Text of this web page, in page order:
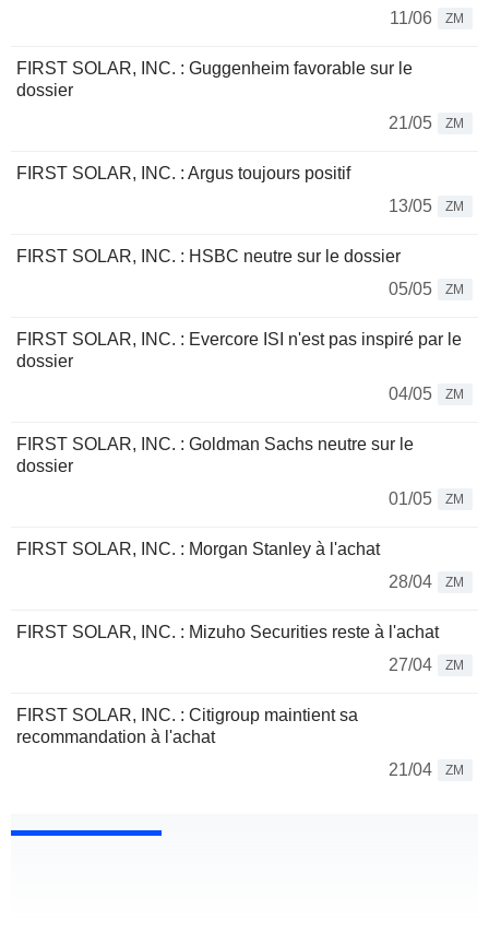
11/06
ZM
FIRST SOLAR, INC. : Guggenheim favorable sur le
dossier
21/05
ZM
FIRST SOLAR, INC. : Argus toujours positif
13/05
ZM
FIRST SOLAR, INC. : HSBC neutre sur le dossier
05/05
ZM
FIRST SOLAR, INC. : Evercore ISI n'est pas inspiré par le
dossier
04/05
ZM
FIRST SOLAR, INC. : Goldman Sachs neutre sur le
dossier
01/05
ZM
FIRST SOLAR, INC. : Morgan Stanley à l'achat
28/04
ZM
FIRST SOLAR, INC. : Mizuho Securities reste à l'achat
27/04
ZM
FIRST SOLAR, INC. : Citigroup maintient sa
recommandation à l'achat
21/04
ZM